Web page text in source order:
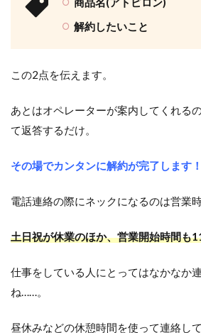
解約したいこと
この2点を伝えます。
あとはオペレーターが案内してくれる
て返答するだけ。
その場でカンタンに解約が完了します ！
電話連絡の際にネックになるのは営業時
土日祝が休業のほか、営業開始時間も
仕事をしている人にとってはなかなか
ね……。
昼休みなどの休憩時間を使って連絡し